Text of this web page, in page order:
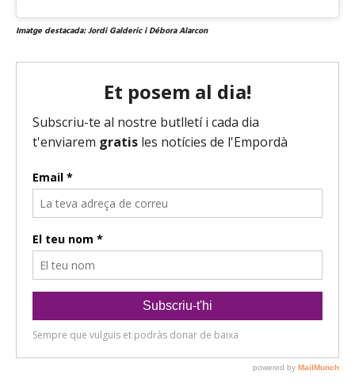
Imatge destacada: Jordi Galderic i Débora Alarcon